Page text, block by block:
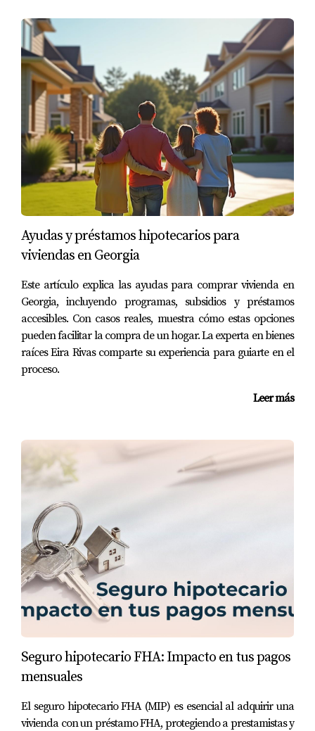
Ayudas y préstamos hipotecarios para
viviendas en Georgia
Este artículo explica las ayudas para comprar vivienda en
Georgia, incluyendo programas, subsidios y préstamos
accesibles. Con casos reales, muestra cómo estas opciones
pueden facilitar la compra de un hogar. La experta en bienes
raíces Eira Rivas comparte su experiencia para guiarte en el
proceso.
Leer más
Seguro hipotecario FHA: Impacto en tus pagos
mensuales
El seguro hipotecario FHA (MIP) es esencial al adquirir una
vivienda con un préstamo FHA, protegiendo a prestamistas y